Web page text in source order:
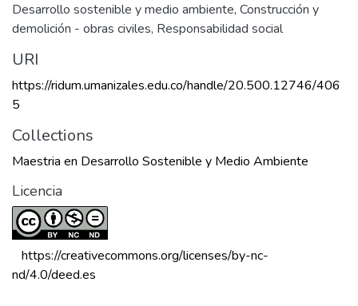
Desarrollo sostenible y medio ambiente, Construcción y
demolición - obras civiles, Responsabilidad social
URI
https://ridum.umanizales.edu.co/handle/20.500.12746/406
5
Collections
Maestria en Desarrollo Sostenible y Medio Ambiente
Licencia
https://creativecommons.org/licenses/by-nc-
nd/4.0/deed.es